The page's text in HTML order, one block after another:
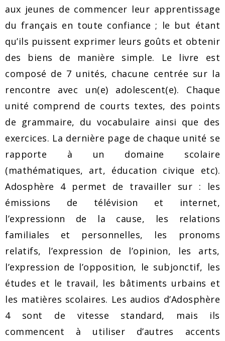
aux jeunes de commencer leur apprentissage
du français en toute confiance ; le but étant
qu’ils puissent exprimer leurs goûts et obtenir
des biens de manière simple. Le livre est
composé de 7 unités, chacune centrée sur la
rencontre avec un(e) adolescent(e). Chaque
unité comprend de courts textes, des points
de grammaire, du vocabulaire ainsi que des
exercices. La dernière page de chaque unité se
rapporte à un domaine scolaire
(mathématiques, art, éducation civique etc).
Adosphère 4 permet de travailler sur : les
émissions de télévision et internet,
l’expressionn de la cause, les relations
familiales et personnelles, les pronoms
relatifs, l’expression de l’opinion, les arts,
l’expression de l’opposition, le subjonctif, les
études et le travail, les bâtiments urbains et
les matières scolaires. Les audios d’Adosphère
4 sont de vitesse standard, mais ils
commencent à utiliser d’autres accents